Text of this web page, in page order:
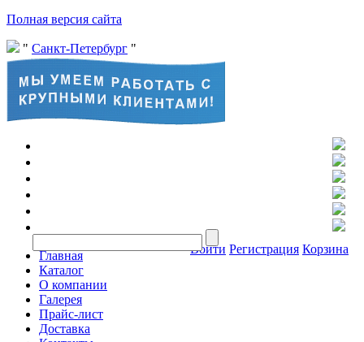
Полная версия сайта
Санкт-Петербург
Войти Регистрация Корзина
Главная
Каталог
О компании
Галерея
Прайс-лист
Доставка